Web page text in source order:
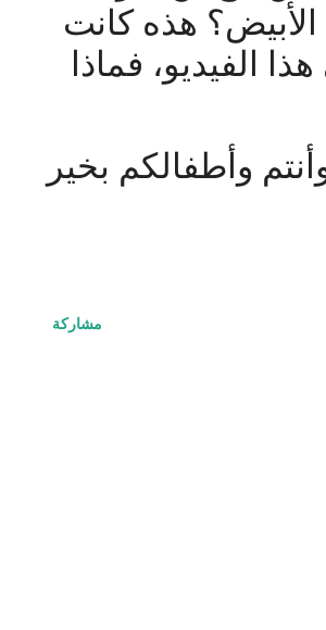
الأبيض؟ هذه كانت
الفيديو، فماذا
وأطفالكم بخير
مشاركة